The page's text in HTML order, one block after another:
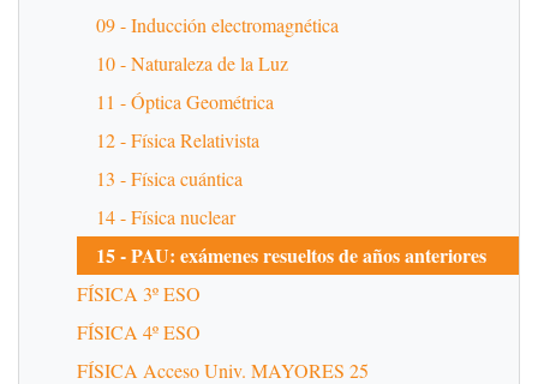
09 - Inducción electromagnética
10 - Naturaleza de la Luz
11 - Óptica Geométrica
12 - Física Relativista
13 - Física cuántica
14 - Física nuclear
15 - PAU: exámenes resueltos de años anteriores
FÍSICA 3º ESO
FÍSICA 4º ESO
FÍSICA Acceso Univ. MAYORES 25